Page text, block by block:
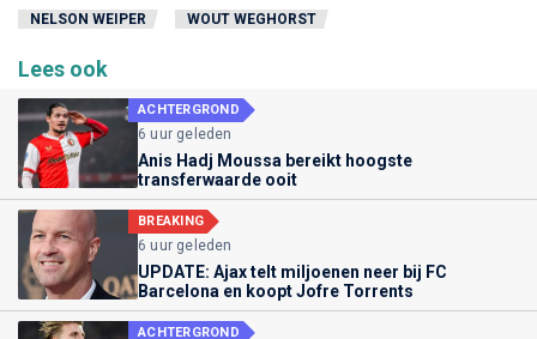
NELSON WEIPER
WOUT WEGHORST
Lees ook
ACHTERGROND
6 uur geleden
Anis Hadj Moussa bereikt hoogste
transferwaarde ooit
BREAKING
6 uur geleden
UPDATE: Ajax telt miljoenen neer bij FC
Barcelona en koopt Jofre Torrents
ACHTERGROND